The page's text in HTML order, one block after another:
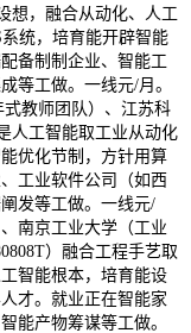
想，融合从动化、人工
统，培育能开辟智能
备制制企业、智能工
等工做。一线元/月。
教师团队）、江苏科
人工智能取工业从动化
优化节制，方针用算
工业软件公司（如西
发等工做。一线元/
南京工业大学（工业
）融合工程手艺取
智能根本，培育能设
才。就业正在智能家
能产物筹谋等工做。